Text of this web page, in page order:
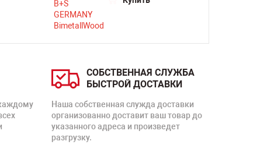
СОБСТВЕННАЯ СЛУЖБА
БЫСТРОЙ ДОСТАВКИ
Наша собственная служда доставки
организованно доставит ваш товар до
указанного адреса и произведет
разгрузку.